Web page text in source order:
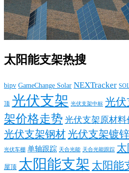
太阳能支架热搜
bipv GameChange Solar NEXTracker
顶 光伏支架 光伏支架中标 光伏
架价格走势 光伏支架原材料
光伏支架钢材光伏支架镀锌
光伏车棚 单轴跟踪 天合光能 天合光能跟踪
屋顶 太阳能支架 太阳能